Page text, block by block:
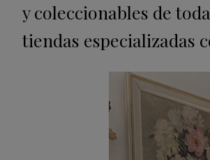
y coleccionables de
tiendas especializadas